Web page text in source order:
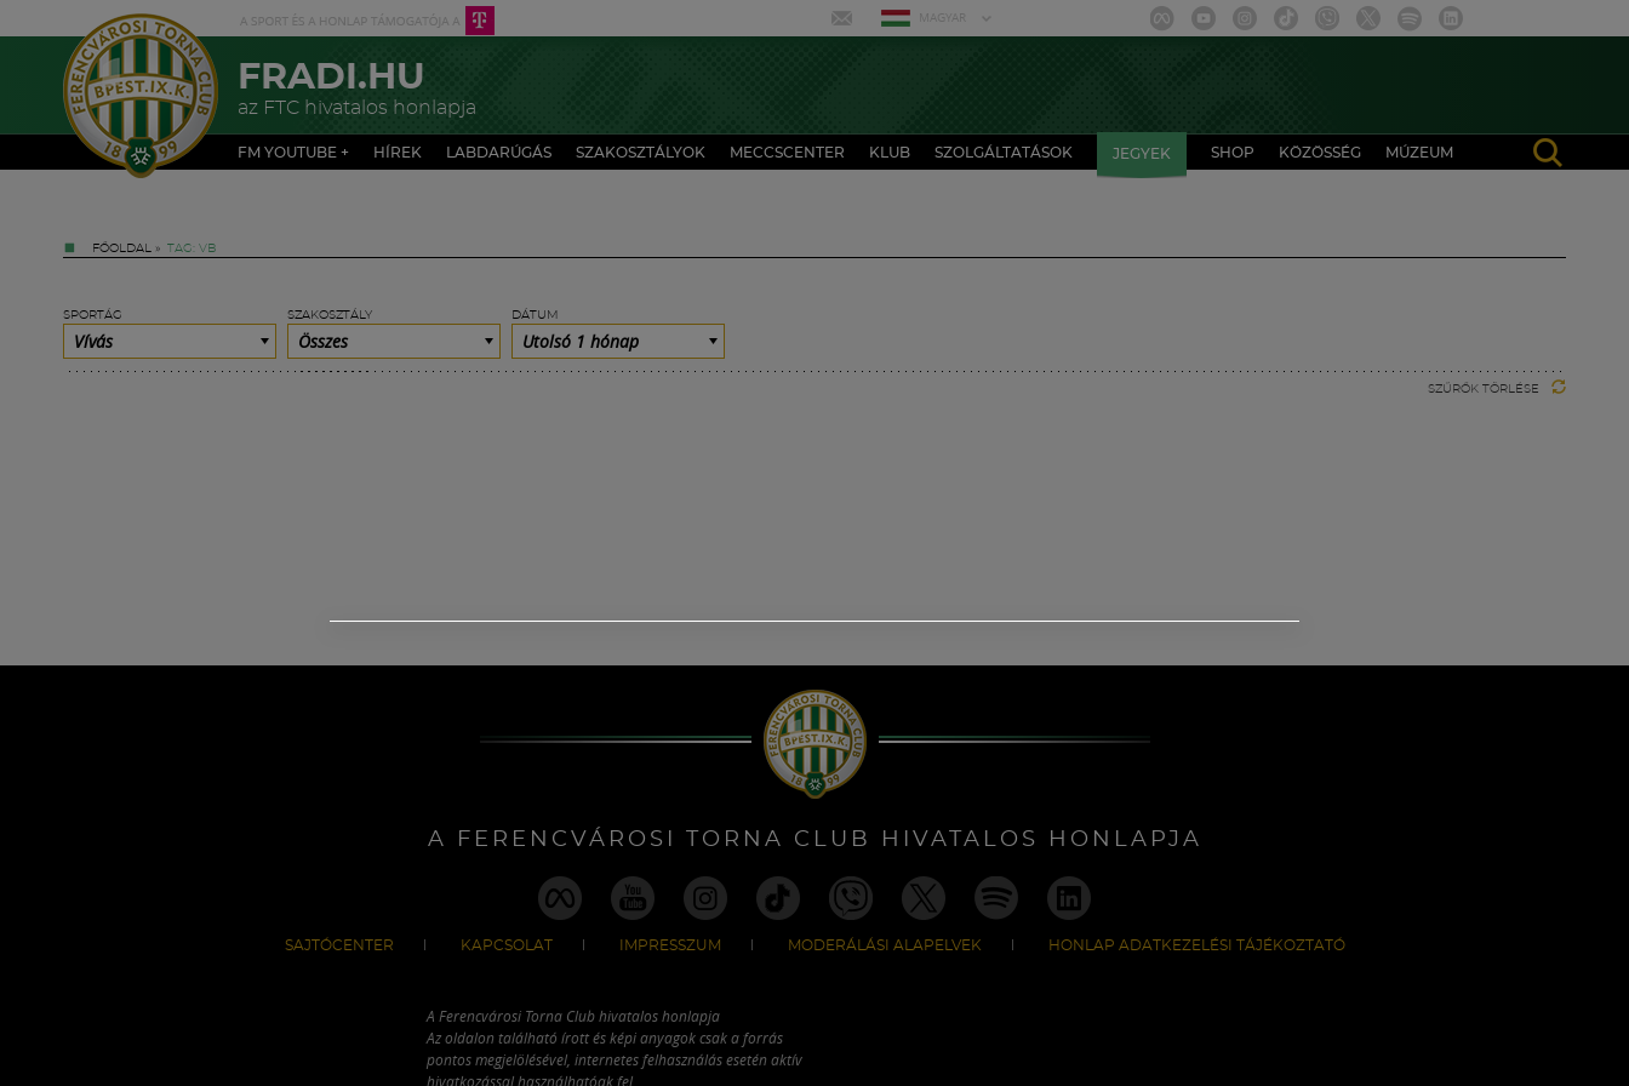
MAGYAR
FRADI.HU
az FTC hivatalos honlapja
FM YOUTUBE + HÍREK LABDARÚGÁS SZAKOSZTÁLYOK MECCSCENTER KLUB SZOLGÁLTATÁSOK JEGYEK SHOP KÖZÖSSÉG MÚZEUM
FŐOLDAL » TAG: VB
SPORTÁG
Vívás
SZAKOSZTÁLY
Összes
DÁTUM
Utolsó 1 hónap
SZŰRŐK TÖRLÉSE
A FERENCVÁROSI TORNA CLUB HIVATALOS HONLAPJA
SAJTÓCENTER KAPCSOLAT IMPRESSZUM MODERÁLÁSI ALAPELVEK HONLAP ADATKEZELÉSI TÁJÉKOZTATÓ
A Ferencvárosi Torna Club hivatalos honlapja
Az oldalon található írott és képi anyagok csak a forrás
pontos megjelölésével, internetes felhasználás esetén aktív
hivatkozással használhatóak fel.